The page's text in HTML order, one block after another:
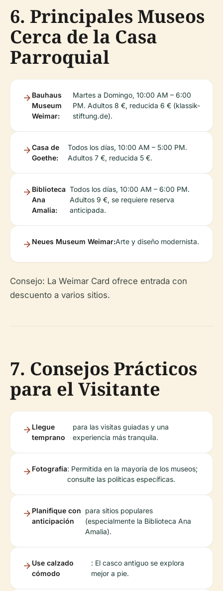
6. Principales Museos
Cerca de la Casa
Parroquial
Bauhaus
Museum
Weimar:
Martes a Domingo, 10:00 AM – 6:00
PM. Adultos 8 €, reducida 6 € (klassik-
stiftung.de).
Casa de
Goethe:
Todos los días, 10:00 AM – 5:00 PM.
Adultos 7 €, reducida 5 €.
Biblioteca
Ana
Amalia:
Todos los días, 10:00 AM – 6:00 PM.
Adultos 9 €, se requiere reserva
anticipada.
Neues Museum Weimar:Arte y diseño modernista.
Consejo: La Weimar Card ofrece entrada con
descuento a varios sitios.
7. Consejos Prácticos
para el Visitante
Llegue
temprano
para las visitas guiadas y una
experiencia más tranquila.
Fotografía: Permitida en la mayoría de los museos;
consulte las políticas específicas.
Planifique con
anticipación
para sitios populares
(especialmente la Biblioteca Ana
Amalia).
Use calzado
cómodo
: El casco antiguo se explora
mejor a pie.